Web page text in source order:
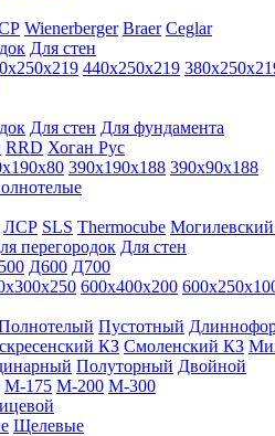
Wienerberger Braer Ceglar
Для стен
440х250х219
Для стен Для фундамента
RRD Хоган Рус
390х190х188 390х90х188
ЛСР SLS Thermocube
перегородок Для стен
Д600 Д700
600х400х200
Пустотный
КЗ Смоленский КЗ
Полуторный Двойной
М-175 М-200 М-300
Щелевые